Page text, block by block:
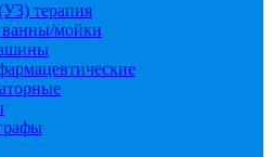
терапия
ванны/мойки